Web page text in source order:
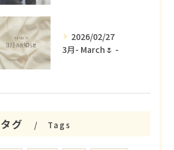
2026/02/27
3月- March🌷 -
タグ Tags